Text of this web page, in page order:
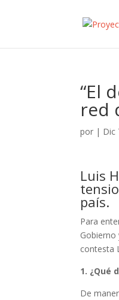
“El
red
por | Dic
Luis
país.
Para
contesta
1. ¿Qué
De